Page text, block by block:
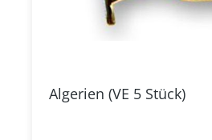
Algerien (VE 5 Stück)